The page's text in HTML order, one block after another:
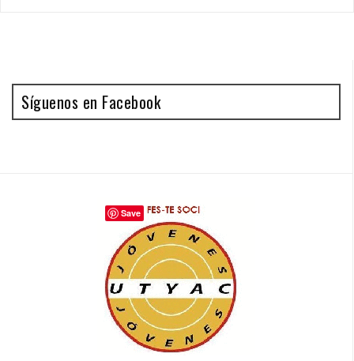
Síguenos en Facebook
Save